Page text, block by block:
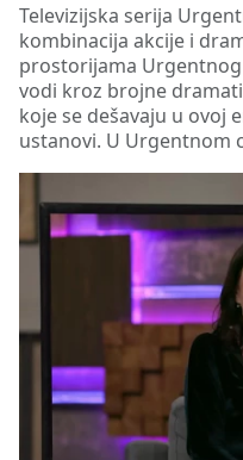
Televizijska serija
kombinacija akcije i
prostorijama
vodi kroz brojne
koje se dešavaju u ovoj
ustanovi. U Urgentnom